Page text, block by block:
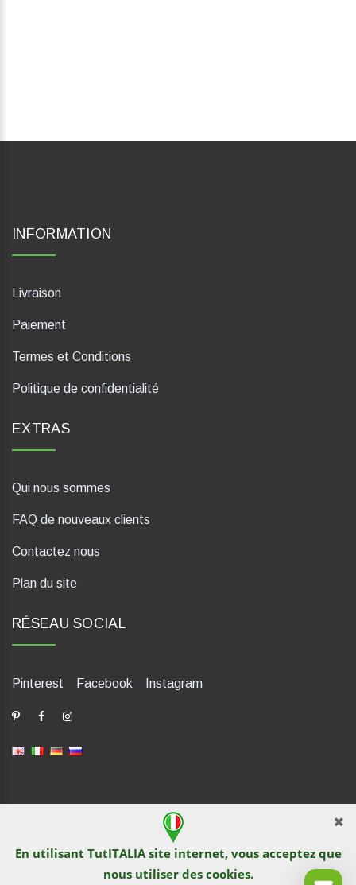
En utilisant TutITALIA site internet, vous acceptez que
nous utiliser des cookies.
INFORMATION
Livraison
Paiement
Termes et Conditions
Politique de confidentialité
EXTRAS
Qui nous sommes
FAQ de nouveaux clients
Contactez nous
Plan du site
RÉSEAU SOCIAL
Pinterest Facebook Instagram
dP Motion Media. Via La Piana 430, 47835 Saludecio (RN), Italia.
Numero REA: RN410802. P.IVA: 04421580400. Tel +39 0541
1480041
© TutITALIA 2013-2026. L`impression et la copie de textes et de